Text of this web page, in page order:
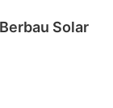
Solar